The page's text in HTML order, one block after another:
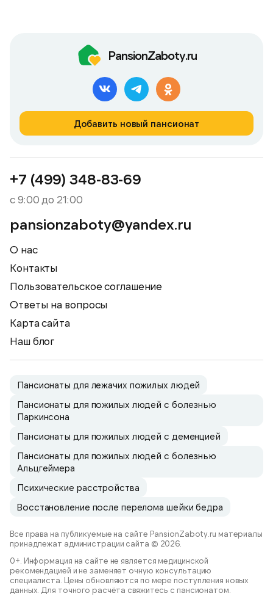
PansionZaboty.ru
Добавить новый пансионат
+7 (499) 348-83-69
с 9:00 до 21:00
pansionzaboty@yandex.ru
О нас
Контакты
Пользовательское соглашение
Ответы на вопросы
Карта сайта
Наш блог
Пансионаты для лежачих пожилых людей
Пансионаты для пожилых людей с болезнью
Паркинсона
Пансионаты для пожилых людей с деменцией
Пансионаты для пожилых людей с болезнью
Альцгеймера
Психические расстройства
Восстановление после перелома шейки бедра
Все права на публикуемые на сайте PansionZaboty.ru материалы
принадлежат администрации сайта © 2026.
0+. Информация на сайте не является медицинской
рекомендацией и не заменяет очную консультацию
специалиста. Цены обновляются по мере поступления новых
данных. Для точного расчёта свяжитесь с пансионатом.